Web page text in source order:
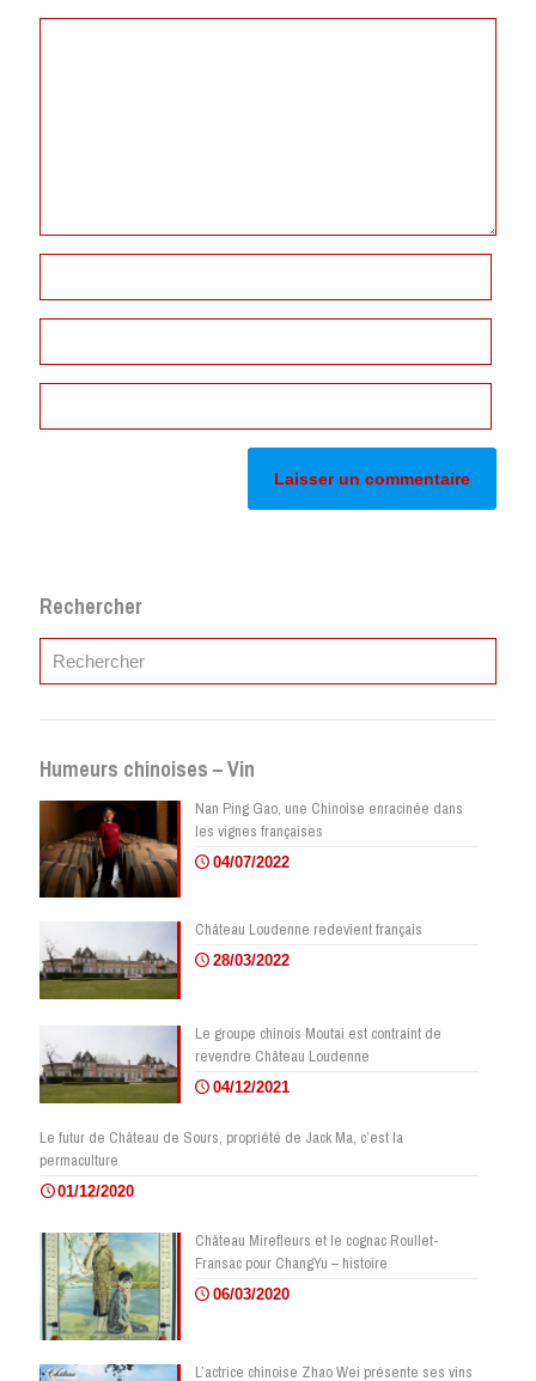
Rechercher
Humeurs chinoises – Vin
Nan Ping Gao, une Chinoise enracinée dans
les vignes françaises
04/07/2022
Château Loudenne redevient français
28/03/2022
Le groupe chinois Moutai est contraint de
revendre Château Loudenne
04/12/2021
Le futur de Château de Sours, propriété de Jack Ma, c’est la
permaculture
01/12/2020
Château Mirefleurs et le cognac Roullet-
Fransac pour ChangYu – histoire
06/03/2020
L’actrice chinoise Zhao Wei présente ses vins